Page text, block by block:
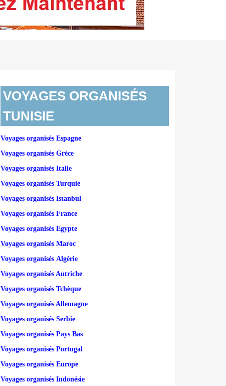
VOYAGES ORGANISÉS
TUNISIE
Voyages organisés Espagne
Voyages organisés Grèce
Voyages organisés Italie
Voyages organisés Turquie
Voyages organisés Istanbul
Voyages organisés France
Voyages organisés Egypte
Voyages organisés Maroc
Voyages organisés Algérie
Voyages organisés Autriche
Voyages organisés Tchèque
Voyages organisés Allemagne
Voyages organisés Serbie
Voyages organisés Pays Bas
Voyages organisés Portugal
Voyages organisés Europe
Voyages organisés Indonésie